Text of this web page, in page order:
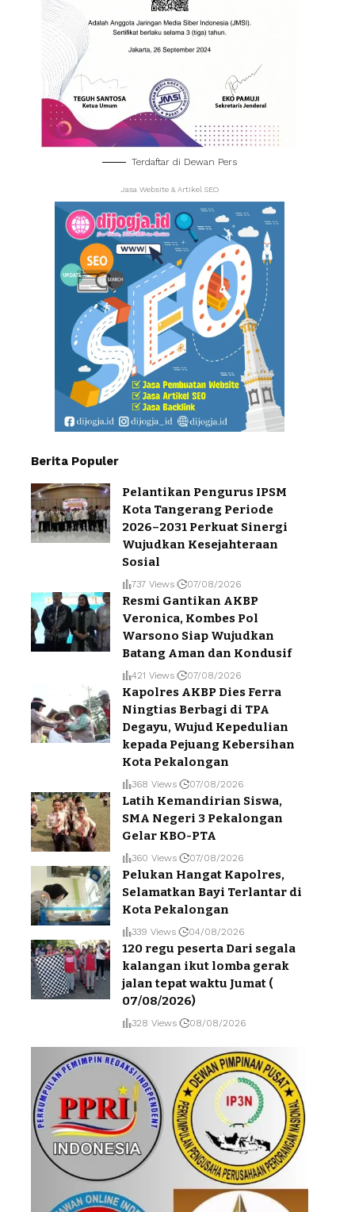
Terdaftar di Dewan Pers
Jasa Website & Artikel SEO
Berita Populer
Pelantikan Pengurus IPSM
Kota Tangerang Periode
2026–2031 Perkuat Sinergi
Wujudkan Kesejahteraan
Sosial
737 Views 07/08/2026
Resmi Gantikan AKBP
Veronica, Kombes Pol
Warsono Siap Wujudkan
Batang Aman dan Kondusif
421 Views 07/08/2026
Kapolres AKBP Dies Ferra
Ningtias Berbagi di TPA
Degayu, Wujud Kepedulian
kepada Pejuang Kebersihan
Kota Pekalongan
368 Views 07/08/2026
Latih Kemandirian Siswa,
SMA Negeri 3 Pekalongan
Gelar KBO-PTA
360 Views 07/08/2026
Pelukan Hangat Kapolres,
Selamatkan Bayi Terlantar di
Kota Pekalongan
339 Views 04/08/2026
120 regu peserta Dari segala
kalangan ikut lomba gerak
jalan tepat waktu Jumat (
07/08/2026)
328 Views 08/08/2026